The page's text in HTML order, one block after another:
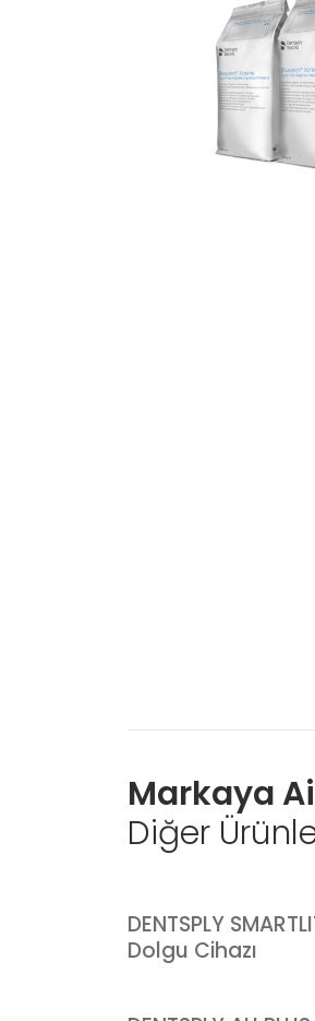
Markaya
Diğer
DENTSPLY
Dolgu Cihazı